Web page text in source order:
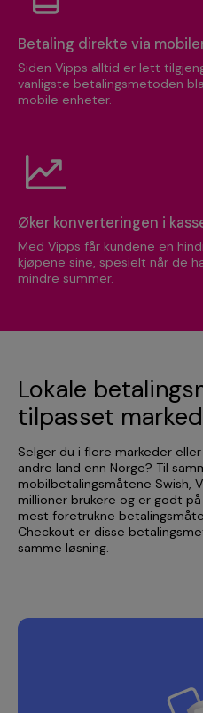
Betaling direkte via
Siden Vipps alltid er lett
vanligste betalingsmetoden
mobile enheter.
Øker konverteringen i
Med Vipps får kundene en
kjøpene sine, spesielt når de
mindre summer.
Lokale
tilpasset
Selger du i flere markeder
andre land enn Norge? Til
mobilbetalingsmåtene Swish,
millioner brukere og er godt
mest foretrukne
Checkout er disse
samme løsning.